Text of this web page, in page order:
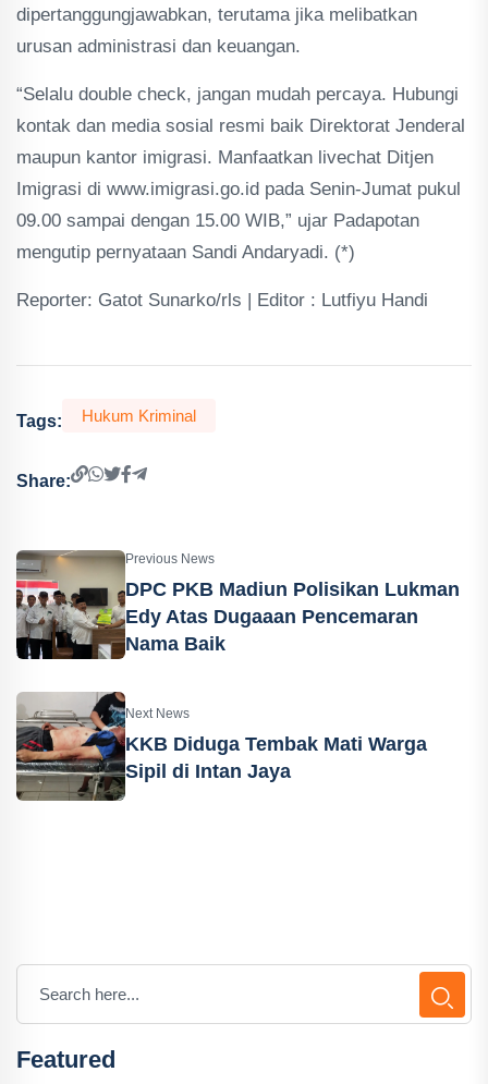
dipertanggungjawabkan, terutama jika melibatkan
urusan administrasi dan keuangan.
“Selalu double check, jangan mudah percaya. Hubungi
kontak dan media sosial resmi baik Direktorat Jenderal
maupun kantor imigrasi. Manfaatkan livechat Ditjen
Imigrasi di www.imigrasi.go.id pada Senin-Jumat pukul
09.00 sampai dengan 15.00 WIB,” ujar Padapotan
mengutip pernyataan Sandi Andaryadi. (*)
Reporter: Gatot Sunarko/rls | Editor : Lutfiyu Handi
Tags: Hukum Kriminal
Share:
Previous News
DPC PKB Madiun Polisikan Lukman
Edy Atas Dugaaan Pencemaran
Nama Baik
Next News
KKB Diduga Tembak Mati Warga
Sipil di Intan Jaya
Featured